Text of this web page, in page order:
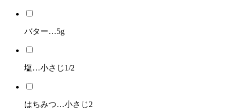
バター…5g
塩…小さじ1/2
はちみつ…小さじ2